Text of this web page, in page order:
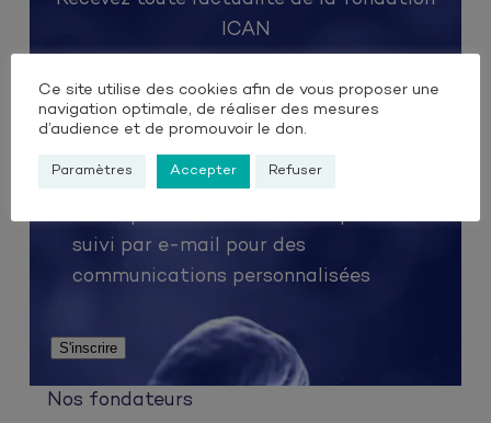
ICAN
E-mail
Pixel de suivi(Nécessaire)
suivi par e-mail pour des
communications personnalisées
Nos fondateurs
Ce site utilise des cookies afin de vous proposer une
navigation optimale, de réaliser des mesures
d’audience et de promouvoir le don.
Paramètres Accepter Refuser